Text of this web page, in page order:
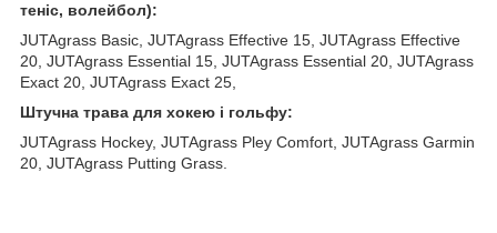
теніс, волейбол):
JUTAgrass Basic, JUTAgrass Effective 15, JUTAgrass Effective
20, JUTAgrass Essential 15, JUTAgrass Essential 20, JUTAgrass
Exact 20, JUTAgrass Exact 25,
Штучна трава для хокею і гольфу:
JUTAgrass Hockey, JUTAgrass Pley Comfort, JUTAgrass Garmin
20, JUTAgrass Putting Grass.